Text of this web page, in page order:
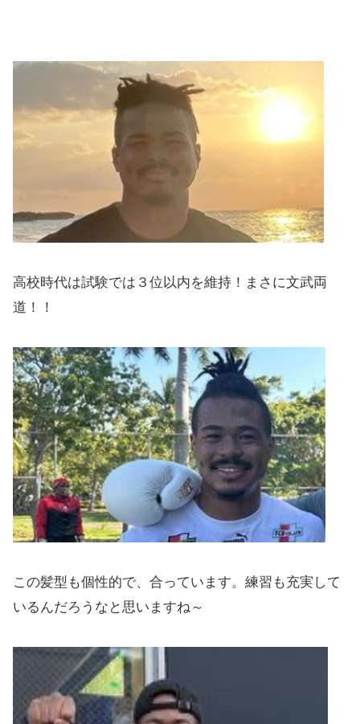
高校時代は試験では３位以内を維持！まさに文武両
道！！
この髪型も個性的で、合っています。練習も充実して
いるんだろうなと思いますね～